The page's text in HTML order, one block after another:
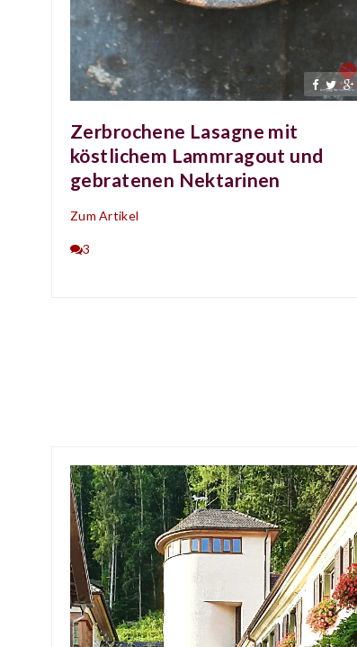
Zerbrochene Lasagne mit
köstlichem Lammragout und
gebratenen Nektarinen
Zum Artikel
3